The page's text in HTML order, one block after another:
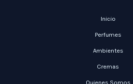
Inicio
Perfumes
Ambientes
Cremas
Quienes Somos